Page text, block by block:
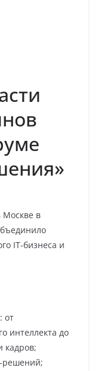
Москве в
IT-бизнеса и
от
интеллекта до
кадров;
решений;